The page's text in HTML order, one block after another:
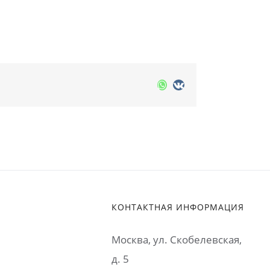
Whatsapp
Vk
КОНТАКТНАЯ ИНФОРМАЦИЯ
Москва, ул. Cкобелевская,
д. 5